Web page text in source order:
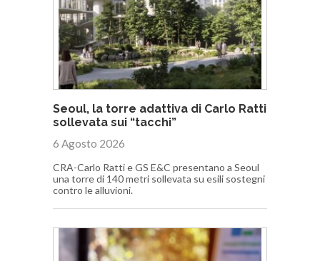
Seoul, la torre adattiva di Carlo Ratti
sollevata sui “tacchi”
6 Agosto 2026
CRA-Carlo Ratti e GS E&C presentano a Seoul
una torre di 140 metri sollevata su esili sostegni
contro le alluvioni.